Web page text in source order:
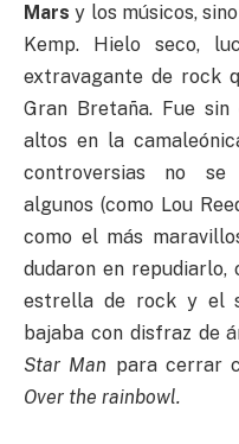
Mars y los músicos,
Kemp. Hielo seco,
extravagante de rock
Gran Bretaña. Fue
altos en la
controversias no se
algunos (como Lou
como el más
dudaron en repudiarlo,
estrella de rock y el
bajaba con disfraz de
Star Man para cerrar
Over the rainbowl.